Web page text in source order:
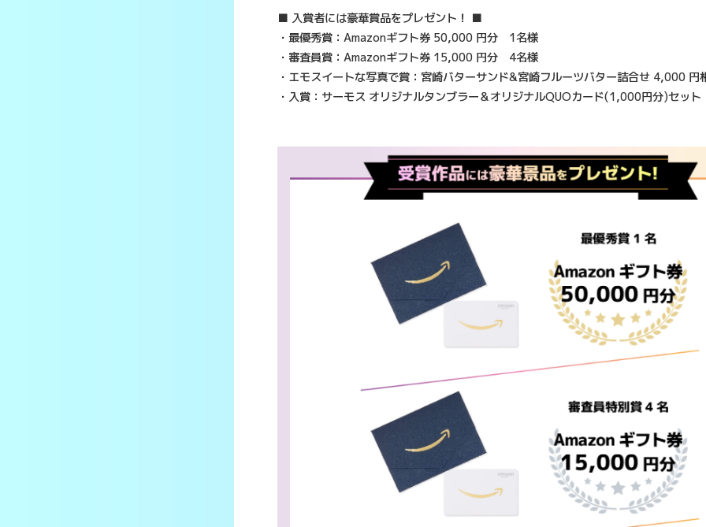
■ 入賞者には豪華賞品をプレゼント！ ■
・最優秀賞：Amazonギフト券 50,000 円分 1名様
・審査員賞：Amazonギフト券 15,000 円分 4名様
・エモスイートな写真で賞：宮崎バターサンド&宮崎フルーツバター詰合せ 4,000
・入賞：サーモス オリジナルタンブラー＆オリジナルQUOカード(1,000円分)セッ